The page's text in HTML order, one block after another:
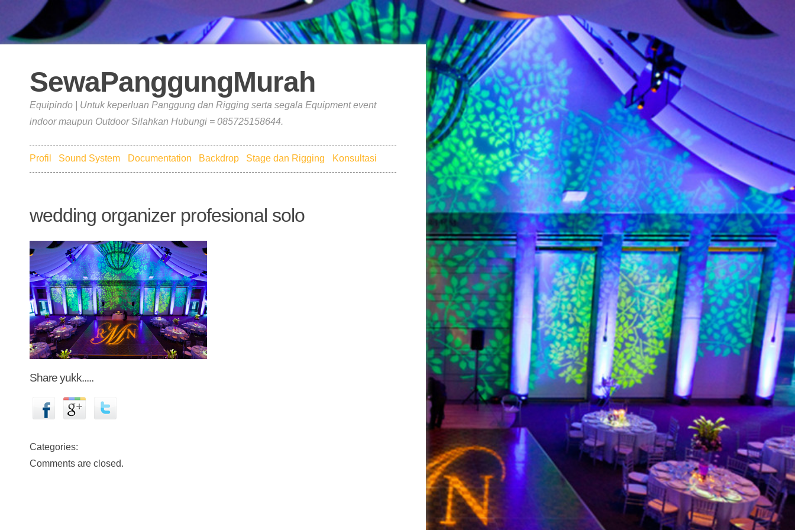
SewaPanggungMurah
Equipindo | Untuk keperluan Panggung dan Rigging serta segala Equipment event
indoor maupun Outdoor Silahkan Hubungi = 085725158644.
Profil Sound System Documentation Backdrop Stage dan Rigging Konsultasi
wedding organizer profesional solo
Share yukk.....
Categories:
Comments are closed.